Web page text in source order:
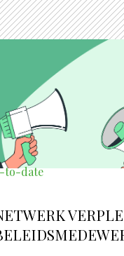
to-date